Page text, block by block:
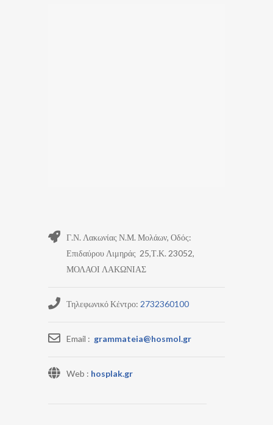
Γ.Ν. Λακωνίας Ν.Μ. Μολάων, Οδός:
Επιδαύρου Λιμηράς 25,Τ.Κ. 23052,
ΜΟΛΑΟΙ ΛΑΚΩΝΙΑΣ
Τηλεφωνικό Κέντρο: 2732360100
Email : grammateia@hosmol.gr
Web : hosplak.gr